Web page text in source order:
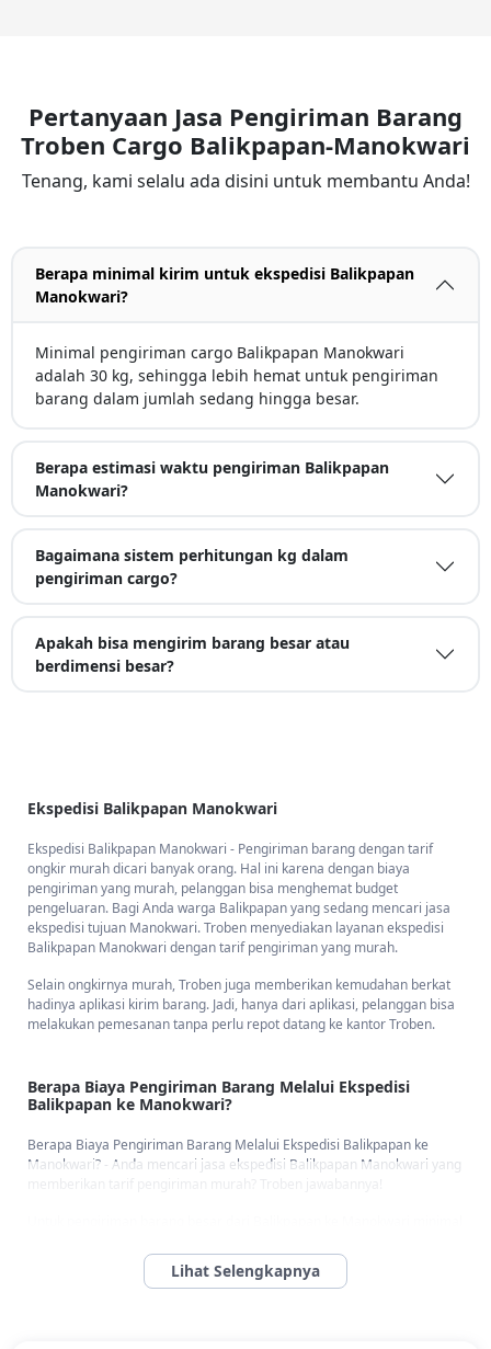
Pertanyaan Jasa Pengiriman Barang
Troben Cargo Balikpapan-Manokwari
Tenang, kami selalu ada disini untuk membantu Anda!
Berapa minimal kirim untuk ekspedisi Balikpapan
Manokwari?
Minimal pengiriman cargo Balikpapan Manokwari
adalah 30 kg, sehingga lebih hemat untuk pengiriman
barang dalam jumlah sedang hingga besar.
Berapa estimasi waktu pengiriman Balikpapan
Manokwari?
Bagaimana sistem perhitungan kg dalam
pengiriman cargo?
Apakah bisa mengirim barang besar atau
berdimensi besar?
Ekspedisi Balikpapan Manokwari
Ekspedisi Balikpapan Manokwari - Pengiriman barang dengan tarif
ongkir murah dicari banyak orang. Hal ini karena dengan biaya
pengiriman yang murah, pelanggan bisa menghemat budget
pengeluaran. Bagi Anda warga Balikpapan yang sedang mencari jasa
ekspedisi tujuan Manokwari. Troben menyediakan layanan ekspedisi
Balikpapan Manokwari dengan tarif pengiriman yang murah.
Selain ongkirnya murah, Troben juga memberikan kemudahan berkat
hadinya aplikasi kirim barang. Jadi, hanya dari aplikasi, pelanggan bisa
melakukan pemesanan tanpa perlu repot datang ke kantor Troben.
Berapa Biaya Pengiriman Barang Melalui Ekspedisi
Balikpapan ke Manokwari?
Berapa Biaya Pengiriman Barang Melalui Ekspedisi Balikpapan ke
Manokwari? - Anda mencari jasa ekspedisi Balikpapan Manokwari yang
murah ini, pelanggan bisa kirim barang kecil sampai besar sampai 1
ton dengan harga lebih hemat.